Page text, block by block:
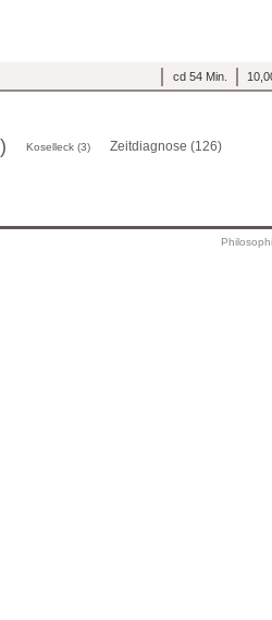
cd 54 Min.
Koselleck (3) Zeitdiagnose (126)